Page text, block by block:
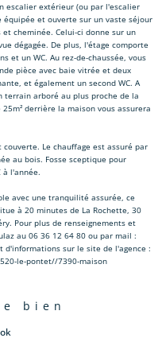
escalier extérieur (ou par l'escalier
et ouverte sur un vaste séjour
cheminée. Celui-ci donne sur un
dégagée. De plus, l'étage comporte
et un WC. Au rez-de-chaussée, vous
pièce avec baie vitrée et deux
et également un second WC. A
arboré au plus proche de la
derrière la maison vous assurera
Le chauffage est assuré par
au bois. Fosse sceptique pour
à l'année.
avec une tranquilité assurée, ce
à 20 minutes de La Rochette, 30
Pour plus de renseignements et
au 06 36 12 64 80 ou par mail :
d'informations sur le site de l'agence :
le-pontet//7390-maison
bien